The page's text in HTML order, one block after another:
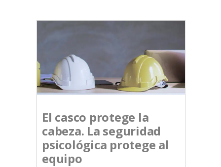
El casco protege la
cabeza. La seguridad
psicológica protege al
equipo